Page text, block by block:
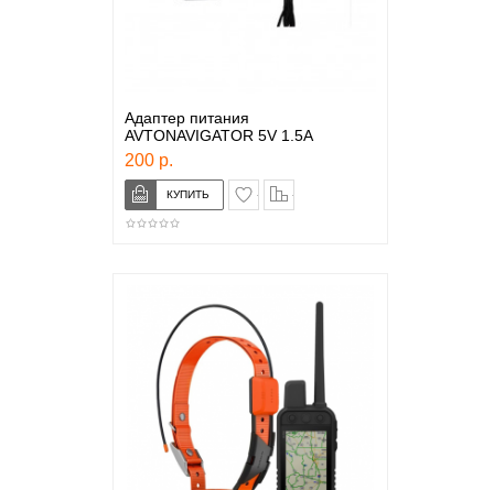
Адаптер питания
AVTONAVIGATOR 5V 1.5A
200 р.
в закладки